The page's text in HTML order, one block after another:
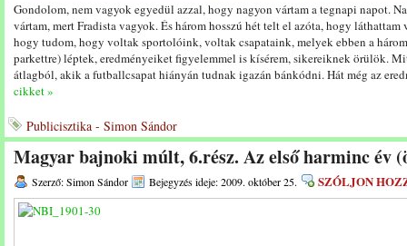
Gondolom, nem vagyok egyedül azzal, hogy nagyon vártam a tegnapi napot.
vártam, mert Fradista vagyok. És három hosszú hét telt el azóta, hogy láthattam
hogy tudom, hogy voltak sportolóink, voltak csapataink, melyek ebben a
parkettre) léptek, eredményeiket figyelemmel is kísérem, sikereiknek örülök.
átlagból, akik a futballcsapat hiányán tudnak igazán bánkódni. Hát még az
cikket »
Publicisztika - Simon Sándor
Magyar bajnoki múlt, 6.rész. Az első harminc év
Szerző: Simon Sándor Bejegyzés ideje: 2009. október 25. SZÓLJON